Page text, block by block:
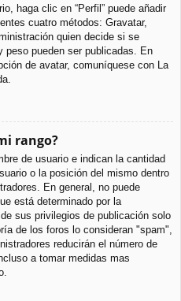
haga clic en “Perfil” puede añadir
cuatro métodos: Gravatar,
quien decide si se
peso pueden ser publicadas. En
de avatar, comuníquese con La
rango?
de usuario e indican la cantidad
o la posición del mismo dentro
En general, no puede
está determinado por la
sus privilegios de publicación solo
de los foros lo consideran "spam",
reducirán el número de
a tomar medidas mas